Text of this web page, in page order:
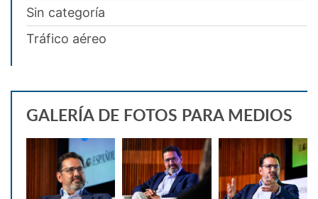
Sin categoría
Tráfico aéreo
GALERÍA DE FOTOS PARA MEDIOS